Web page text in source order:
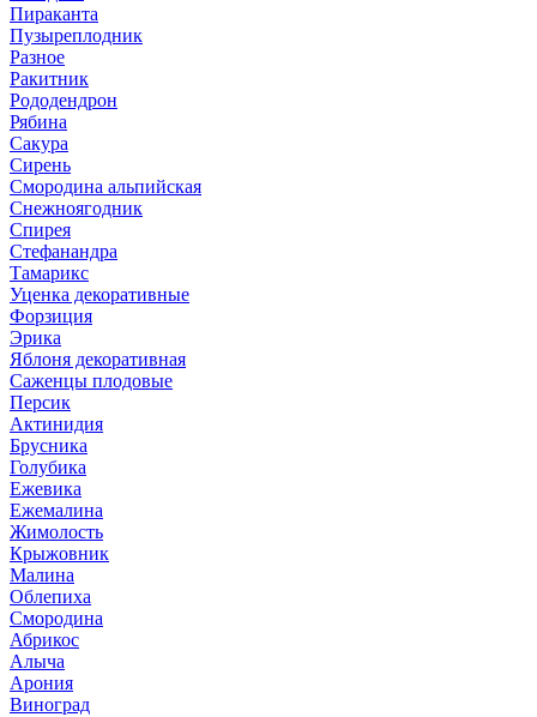
Пираканта
Пузыреплодник
Разное
Ракитник
Рододендрон
Рябина
Сакура
Сирень
Смородина альпийская
Снежноягодник
Спирея
Стефанандра
Тамарикс
Уценка декоративные
Форзиция
Эрика
Яблоня декоративная
Саженцы плодовые
Персик
Актинидия
Брусника
Голубика
Ежевика
Ежемалина
Жимолость
Крыжовник
Малина
Облепиха
Смородина
Абрикос
Алыча
Арония
Виноград